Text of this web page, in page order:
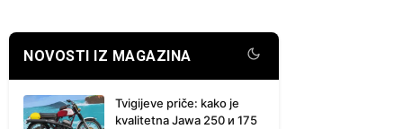
NOVOSTI IZ MAGAZINA
Tvigijeve priče: kako je
kvalitetna Jawa 250 и 175